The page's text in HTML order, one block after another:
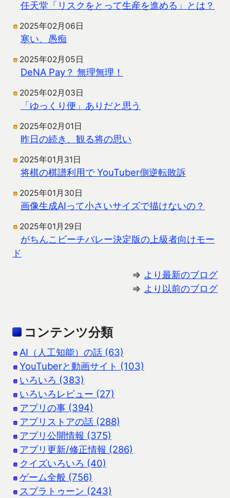
任天堂「リスクをとって生産を進める」とは？
2025年02月06日
寒い、愚痴
2025年02月05日
DeNA Pay？ 無理無理！
2025年02月03日
「ゆっくり便」ありだと思う
2025年02月01日
昨日の続き、観る将の思い
2025年01月31日
将棋の棋譜利用で YouTuber側逆転敗訴
2025年01月30日
画像生成AIって小さいサイズで描けないの？
2025年01月29日
がちんこビーチバレー決定版の上級者向けモー
ド
⇒ より最新のブログ
⇒ より以前のブログ
コンテンツ分類
AI（人工知能）の話 (63)
YouTuberと動画サイト (103)
いろいろ (383)
いろいろレビュー (27)
アプリの事 (394)
アプリストアの話 (288)
アプリ公開情報 (375)
アプリ更新/修正情報 (286)
クイズいろいろ (40)
ゲーム全般 (756)
スプラトゥーン (243)